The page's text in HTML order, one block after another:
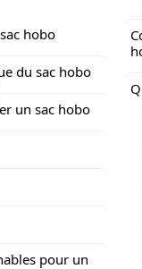
hobo
du sac hobo
un sac hobo
pour un